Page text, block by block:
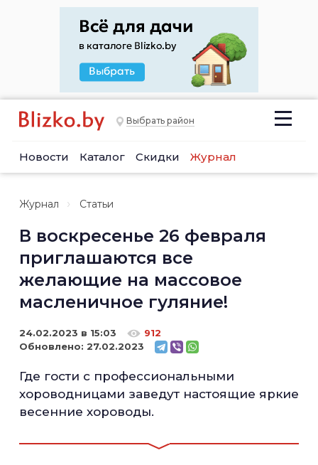
Выбрать район
Новости Каталог Скидки Журнал
Журнал Статьи
В воскресенье 26 февраля
приглашаются все
желающие на массовое
масленичное гуляние!
24.02.2023 в 15:03
912
Обновлено: 27.02.2023
Где гости с профессиональными
хороводницами заведут настоящие яркие
весенние хороводы.